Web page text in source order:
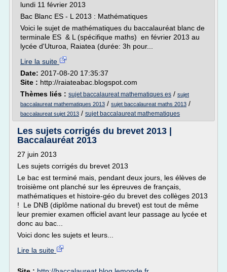
lundi 11 février 2013
Bac Blanc ES - L 2013 : Mathématiques
Voici le sujet de mathématiques du baccalauréat blanc de
terminale ES & L (spécifique maths) en février 2013 au
lycée d'Uturoa, Raiatea (durée: 3h pour...
Lire la suite
Date: 2017-08-20 17:35:37
Site : http://raiateabac.blogspot.com
Thèmes liés : sujet baccalaureat mathematiques es / sujet
baccalaureat mathematiques 2013 / sujet baccalaureat maths 2013 /
baccalaureat sujet 2013 / sujet baccalaureat mathematiques
Les sujets corrigés du brevet 2013 |
Baccalauréat 2013
27 juin 2013
Les sujets corrigés du brevet 2013
Le bac est terminé mais, pendant deux jours, les élèves de
troisième ont planché sur les épreuves de français,
mathématiques et histoire-géo du brevet des collèges 2013
! Le DNB (diplôme national du brevet) est tout de même
leur premier examen officiel avant leur passage au lycée et
donc au bac...
Voici donc les sujets et leurs...
Lire la suite